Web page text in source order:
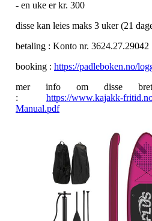
- en uke er kr. 300
disse kan leies maks 3 uker (21
betaling : Konto nr. 3624.27.29042
booking : https://padleboken.no/
mer info om disse brett
: https://www.kajakk-
Manual.pdf